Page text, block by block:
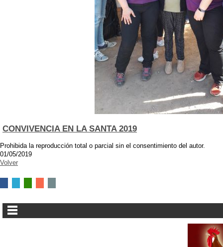
CONVIVENCIA EN LA SANTA 2019
Prohibida la reproducción total o parcial sin el consentimiento del autor.
01/05/2019
Volver